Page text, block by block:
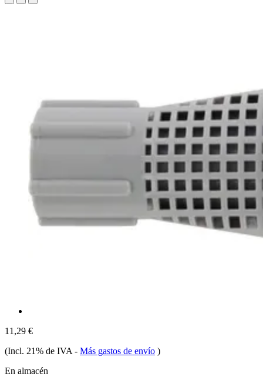
11,29 €
(Incl. 21% de IVA - Más gastos de envío )
En almacén